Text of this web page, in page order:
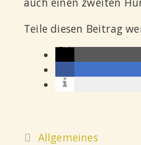
Teile diesen Beitrag
Allgemeines